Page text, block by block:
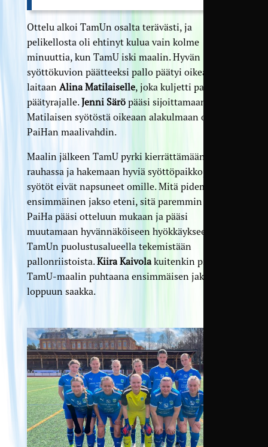
Ottelu alkoi TamUn osalta terävästi, ja
pelikellosta oli ehtinyt kulua vain kolme
minuuttia, kun TamU iski maalin. Hyvän
syöttökuvion päätteeksi pallo päätyi oikeaan
laitaan Alina Matilaiselle, joka kuljetti pallon
päätyrajalle.Jenni Säröpääsi sijoittamaan pallon
Matilaisen syötöstä oikeaan alakulmaan ohi
PaiHan maalivahdin.
Maalin jälkeen TamU pyrki kierrättämään palloa
rauhassa ja hakemaan hyviä syöttöpaikkoja, mutta
syötöt eivät napsuneet omille. Mitä pidemmälle
ensimmäinen jakso eteni, sitä paremmin myös
PaiHa pääsi otteluun mukaan ja pääsi
muutamaan hyvännäköiseen hyökkäykseen
TamUn puolustusalueella tekemistään
pallonriistoista.Kiira Kaivolakuitenkin piti
TamU-maalin puhtaana ensimmäisen jakson
loppuun saakka.